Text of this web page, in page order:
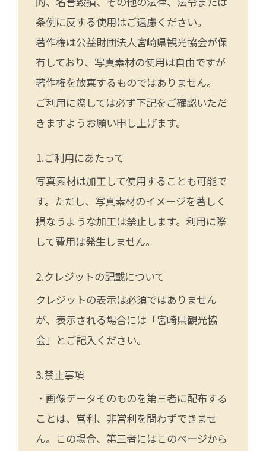
条例に反する使用はご遠慮ください。
著作権は公益財団法人宮崎県観光協会が保
有しており、写真素材の使用は自由ですが
著作権を放棄するものではありません。
ご利用に際しては必ず下記をご確認いただ
きますようお願い申し上げます。
ご利用にあたって
写真素材は加工して使用することも可能で
す。ただし、写真素材のイメージを著しく
損なうような加工は禁止します。利用に際
して費用は発生しません。
クレジットの記載について
クレジットの表示は必須ではありません
が、表示される場合には「宮崎県観光協
会」とご記入ください。
禁止事項
・画像データそのものを第三者に配布する
ことは、営利、非営利を問わずできませ
ん。この場合、第三者にはこのページから